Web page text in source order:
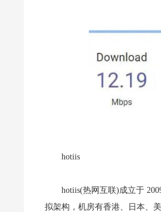
hotiis
hotiis(热网互联)成立于
拟架构，机房有香港、日本、